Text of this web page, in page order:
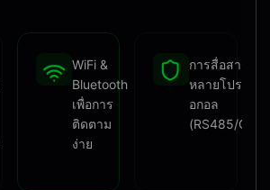
WiFi &
Bluetooth
เพื่อการ
ติดตาม
ง่าย
การสื่อสาร
หลายโปรต็
อกอล
(RS485/CAN)